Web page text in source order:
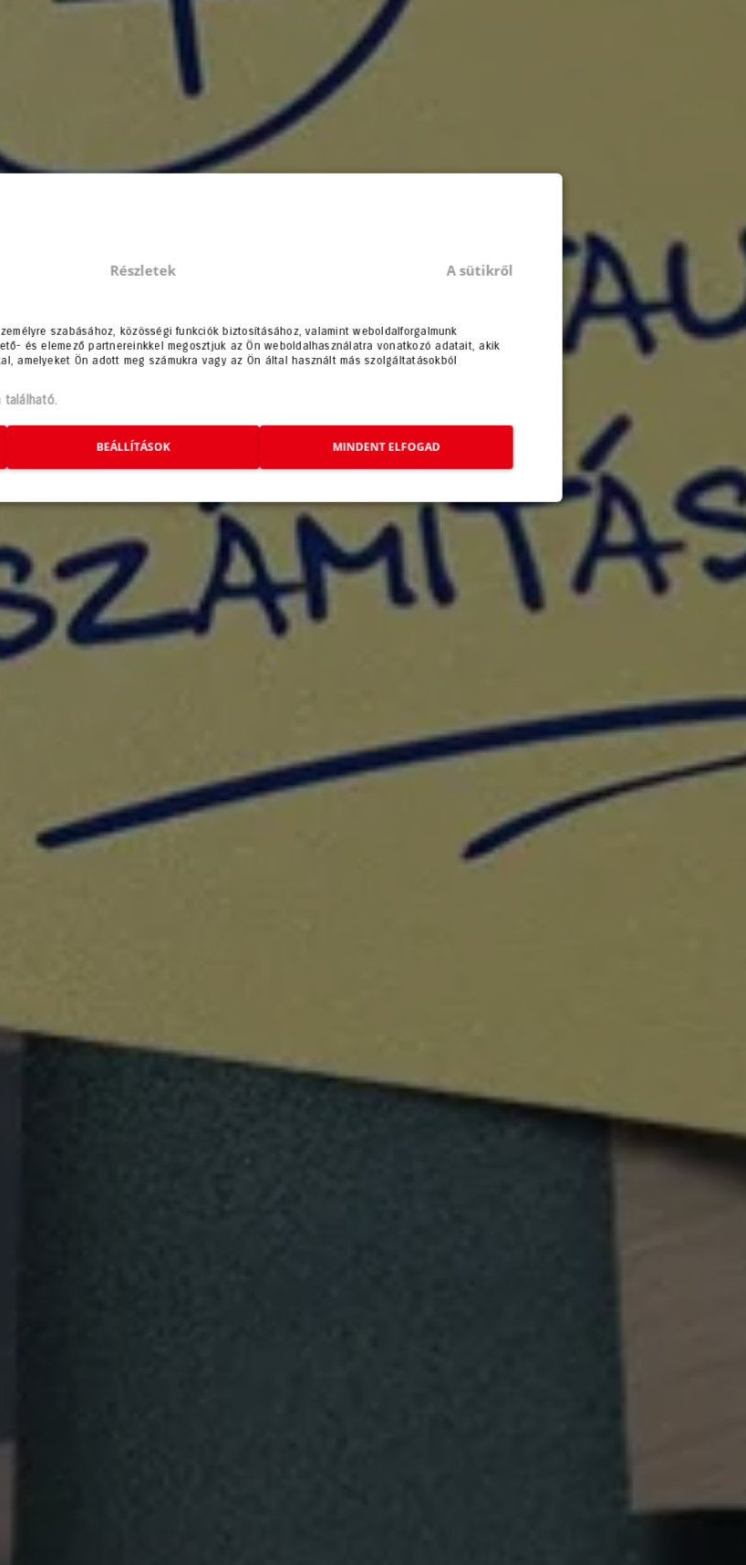
Részletek A sütikről
szabásához, közösségi funkciók biztosításához, valamint weboldalforgalmunk
és elemező partnereinkkel megosztjuk az Ön weboldalhasználatra vonatkozó adatait, akik
amelyeket Ön adott meg számukra vagy az Ön által használt más szolgáltatásokból
található.
BEÁLLÍTÁSOK MINDENT ELFOGAD